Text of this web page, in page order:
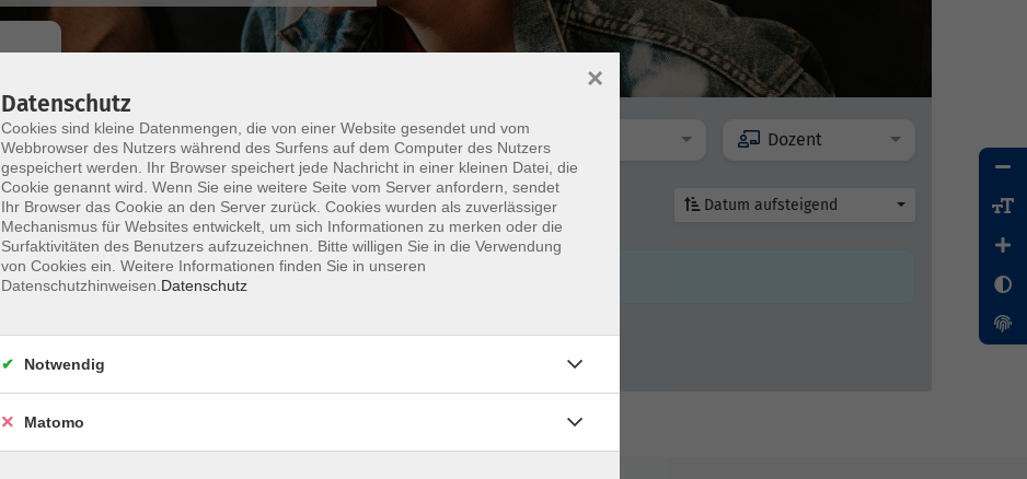
Wochentage Tageszeit Dozent
nur buchbare nur beginnende Datum aufsteigend
Keine passenden Kurse gefunden.
Datenschutz
Cookies sind kleine Datenmengen, die von einer Website gesendet und vom
Webbrowser des Nutzers während des Surfens auf dem Computer des Nutzers
gespeichert werden. Ihr Browser speichert jede Nachricht in einer kleinen Datei, die
Cookie genannt wird. Wenn Sie eine weitere Seite vom Server anfordern, sendet
Ihr Browser das Cookie an den Server zurück. Cookies wurden als zuverlässiger
Mechanismus für Websites entwickelt, um sich Informationen zu merken oder die
Surfaktivitäten des Benutzers aufzuzeichnen. Bitte willigen Sie in die Verwendung
von Cookies ein. Weitere Informationen finden Sie in unseren
Datenschutzhinweisen. Datenschutz
×
Notwendig
Matomo